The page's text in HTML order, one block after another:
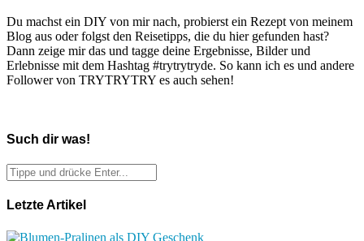
Du machst ein DIY von mir nach, probierst ein Rezept von meinem
Blog aus oder folgst den Reisetipps, die du hier gefunden hast?
Dann zeige mir das und tagge deine Ergebnisse, Bilder und
Erlebnisse mit dem Hashtag #trytrytryde. So kann ich es und andere
Follower von TRYTRYTRY es auch sehen!
Such dir was!
Letzte Artikel